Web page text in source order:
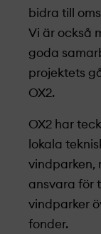
bidra till
Vi är också
goda
projekt­ets
OX2.
OX2 har
lokala
vindparken,
ansvara för
vindparker
fonder.